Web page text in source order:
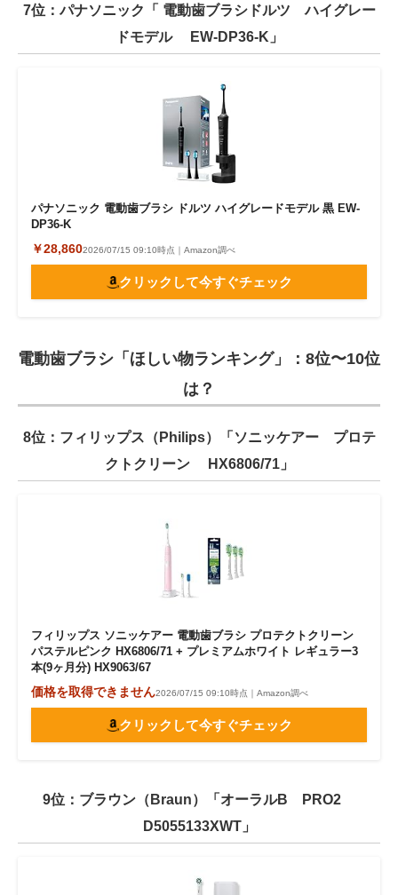
7位：パナソニック「 電動歯ブラシドルツ ハイグレー
ドモデル EW-DP36-K」
パナソニック 電動歯ブラシ ドルツ ハイグレードモデル 黒 EW-
DP36-K
￥28,8602026/07/15 09:10時点｜Amazon調べ
クリックして今すぐチェック
電動歯ブラシ「ほしい物ランキング」：8位〜10位
は？
8位：フィリップス（Philips）「ソニッケアー プロテ
クトクリーン HX6806/71」
フィリップス ソニッケアー 電動歯ブラシ プロテクトクリーン
パステルピンク HX6806/71 + プレミアムホワイト レギュラー3
本(9ヶ月分) HX9063/67
価格を取得できません2026/07/15 09:10時点｜Amazon調べ
クリックして今すぐチェック
9位：ブラウン（Braun）「オーラルB PRO2
D5055133XWT」